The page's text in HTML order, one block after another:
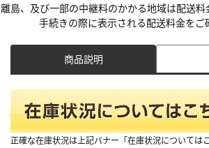
離島、及び一部の中継料のかかる地域は配送
手続きの際に表示される配送料金をご
商品説明
正確な在庫状況は上記バナー「在庫状況については